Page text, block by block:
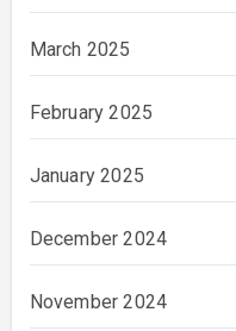
March 2025
February 2025
January 2025
December 2024
November 2024